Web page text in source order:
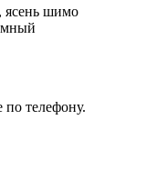
ясень шимо
по телефону.